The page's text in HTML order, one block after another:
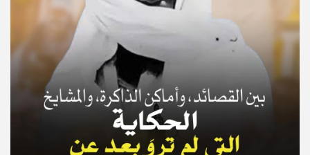
© Copyright 2025, APS